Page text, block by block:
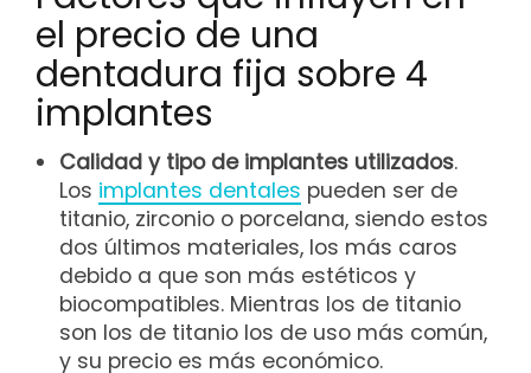
el precio de una
dentadura fija sobre 4
implantes
Calidad y tipo de implantes utilizados.
Los implantes dentales pueden ser de
titanio, zirconio o porcelana, siendo estos
dos últimos materiales, los más caros
debido a que son más estéticos y
biocompatibles. Mientras los de titanio
son los de titanio los de uso más común,
y su precio es más económico.